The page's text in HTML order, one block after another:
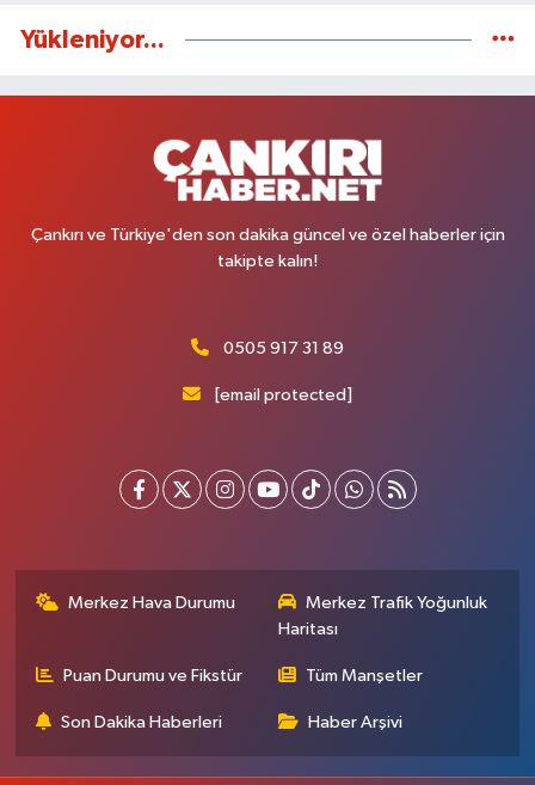
Yükleniyor...
Çankırı ve Türkiye'den son dakika güncel ve özel haberler için
takipte kalın!
0505 917 31 89
[email protected]
Merkez Hava Durumu
Merkez Trafik Yoğunluk
Haritası
Puan Durumu ve Fikstür Tüm Manşetler
Son Dakika Haberleri Haber Arşivi